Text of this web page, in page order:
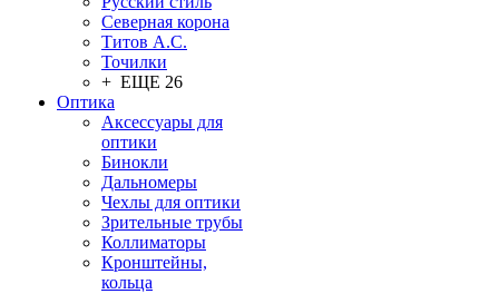
Северная корона
Титов А.С.
Точилки
+ ЕЩЕ 26
Оптика
Аксессуары для
оптики
Бинокли
Дальномеры
Чехлы для оптики
Зрительные трубы
Коллиматоры
Кронштейны,
кольца